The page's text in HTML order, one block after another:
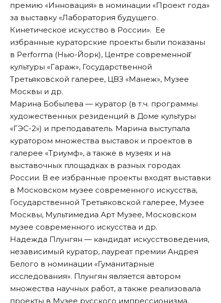
премию «Инновация» в номинации «Проект года»
за выставку «Лаборатория будущего.
Кинетическое искусство в России». Ее
избранные кураторские проекты были показаны
в Performa (Нью-Йорк), Центре современной̆
культуры «Гараж», Государственной
Третьяковской галерее, ЦВЗ «Манеж», Музее
Москвы и др.
Марина Бобылева — куратор (в т.ч. программы
художественных резиденций в Доме культуры
«ГЭС-2») и преподаватель. Марина выступала
куратором множества выставок и проектов в
галерее «Триумф», а также в музеях и на
выставочных площадках в разных городах
России. В ее избранные проекты входят выставки
в Московском музее современного искусства,
Государственной Третьяковской галерее, Музее
Москвы, Мультимедиа Арт Музее, Московском
музее современного искусства и др.
Надежда Плунгян — кандидат искусствоведения,
независимый куратор, лауреат премии Андрея
Белого в номинации «Гуманитарные
исследования». Плунгян является автором
множества научных работ, а также реализовала
проекты в Музее русского импрессионизма,